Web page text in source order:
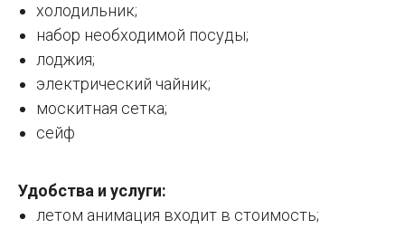
холодильник;
набор необходимой посуды;
лоджия;
электрический чайник;
москитная сетка;
сейф
Удобства и услуги:
летом анимация входит в стоимость;